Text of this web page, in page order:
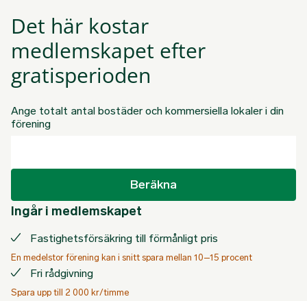
Det här kostar
medlemskapet efter
gratisperioden
Ange totalt antal bostäder och kommersiella lokaler i din
förening
Beräkna
Ingår i medlemskapet
Fastighetsförsäkring till förmånligt pris
En medelstor förening kan i snitt spara mellan 10–15 procent
Fri rådgivning
Spara upp till 2 000 kr/timme